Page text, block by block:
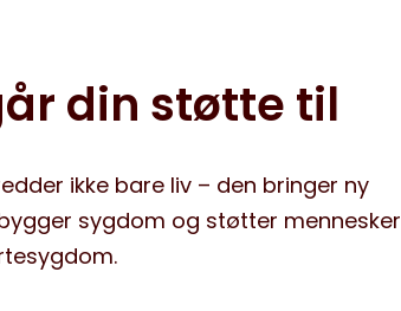
din støtte til
ikke bare liv – den bringer ny
sygdom og støtter mennesker